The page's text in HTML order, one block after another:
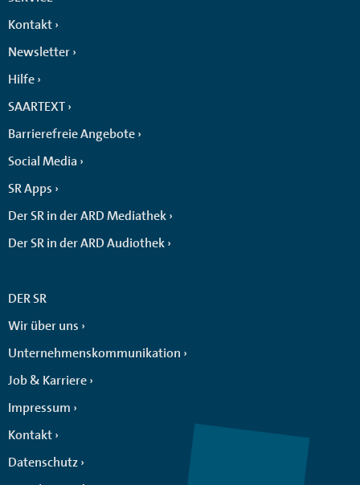
Kontakt
Newsletter
Hilfe
SAARTEXT
Barrierefreie Angebote
Social Media
SR Apps
Der SR in der ARD Mediathek
Der SR in der ARD Audiothek
DER SR
Wir über uns
Unternehmenskommunikation
Job & Karriere
Impressum
Kontakt
Datenschutz